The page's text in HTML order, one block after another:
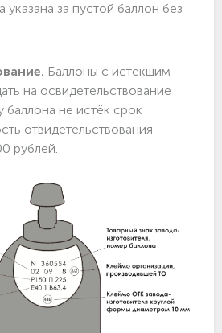
за пустой баллон без
Баллоны с истекшим
на освидетельствование
баллона не истёк срок
отвидетельствования
рублей.